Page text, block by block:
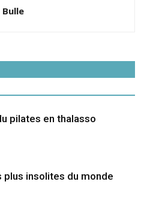
Bulle
pilates en thalasso
plus insolites du monde